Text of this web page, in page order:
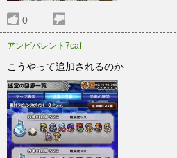
0
アンビバレント7caf
こうやって追加されるのか